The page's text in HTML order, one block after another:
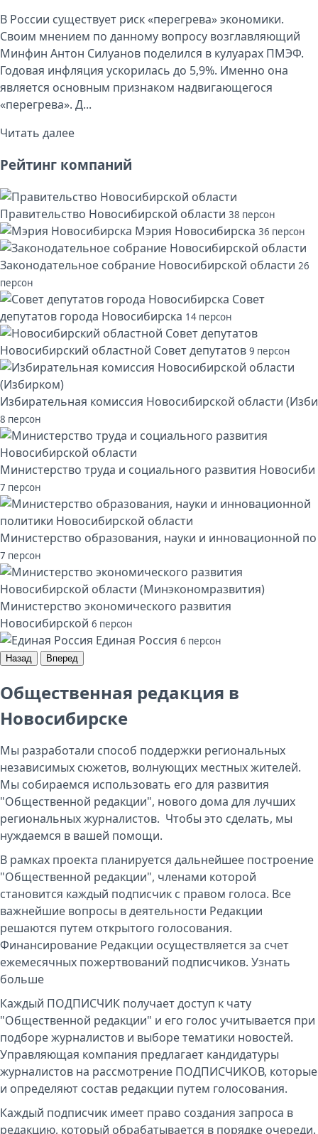
В России существует риск «перегрева» экономики.
Своим мнением по данному вопросу возглавляющий
Минфин Антон Силуанов поделился в кулуарах ПМЭФ.
Годовая инфляция ускорилась до 5,9%. Именно она
является основным признаком надвигающегося
«перегрева». Д...
Читать далее
Рейтинг компаний
Правительство Новосибирской области 38 персон
Мэрия Новосибирска 36 персон
Законодательное собрание Новосибирской области 26
персон
Совет
депутатов города Новосибирска 14 персон
Новосибирский областной Совет депутатов 9 персон
Избирательная комиссия Новосибирской области (Изби
8 персон
Министерство труда и социального развития Новосиби
7 персон
Министерство образования, науки и инновационной по
7 персон
Министерство экономического развития
Новосибирской 6 персон
Единая Россия 6 персон
Назад Вперед
Общественная редакция в
Новосибирске
Мы разработали способ поддержки региональных
независимых сюжетов, волнующих местных жителей.
Мы собираемся использовать его для развития
"Общественной редакции", нового дома для лучших
региональных журналистов. Чтобы это сделать, мы
нуждаемся в вашей помощи.
В рамках проекта планируется дальнейшее построение
"Общественной редакции", членами которой
становится каждый подписчик с правом голоса. Все
важнейшие вопросы в деятельности Редакции
решаются путем открытого голосования.
Финансирование Редакции осуществляется за счет
ежемесячных пожертвований подписчиков. Узнать
больше
Каждый ПОДПИСЧИК получает доступ к чату
"Общественной редакции" и его голос учитывается при
подборе журналистов и выборе тематики новостей.
Управляющая компания предлагает кандидатуры
журналистов на рассмотрение ПОДПИСЧИКОВ, которые
и определяют состав редакции путем голосования.
Каждый подписчик имеет право создания запроса в
редакцию, который обрабатывается в порядке очереди.